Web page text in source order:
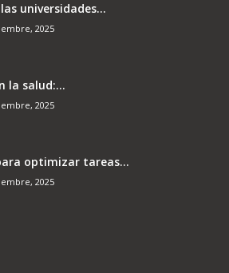
universidades...
2025
la salud:...
2025
optimizar tareas...
2025